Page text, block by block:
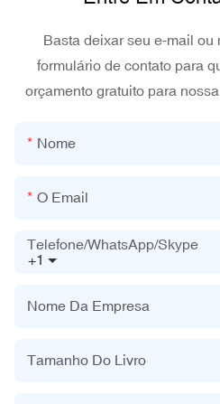
Basta deixar seu e-mail ou
formulário de contato para
orçamento gratuito para
Nome
O Email
+1
Telefone/WhatsApp/Skype
Nome Da Empresa
Tamanho Do Livro